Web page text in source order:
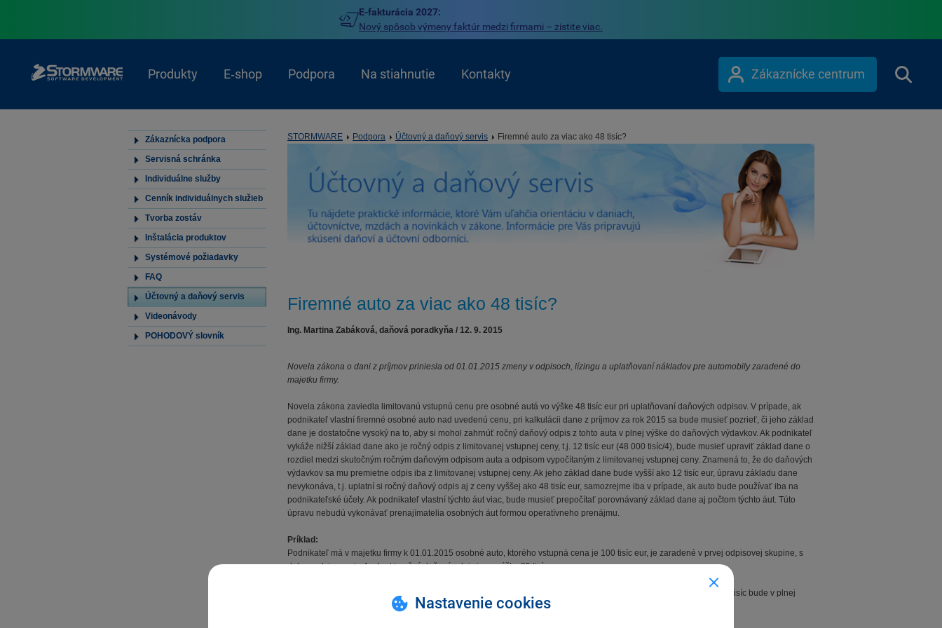
Nastavenie cookies
E-fakturácia 2027:
Nový spôsob výmeny faktúr medzi firmami – zistite viac.
Produkty E‑shop Podpora Na stiahnutie Kontakty Zákaznícke centrum
Zákaznícka podpora
Servisná schránka
Individuálne služby
Cenník individuálnych služieb
Tvorba zostáv
Inštalácia produktov
Systémové požiadavky
FAQ
Účtovný a daňový servis
Videonávody
POHODOVÝ slovník
STORMWARE Podpora Účtovný a daňový servis Firemné auto za viac ako 48 tisíc?
Firemné auto za viac ako 48 tisíc?
Ing. Martina Zabáková, daňová poradkyňa / 12. 9. 2015
Novela zákona o dani z príjmov priniesla od 01.01.2015 zmeny v odpisoch, lízingu a uplatňovaní nákladov pre automobily zaradené do
majetku firmy.
Novela zákona zaviedla limitovanú vstupnú cenu pre osobné autá vo výške 48 tisíc eur pri uplatňovaní daňových odpisov. V prípade, ak
podnikateľ vlastní firemné osobné auto nad uvedenú cenu, pri kalkulácii dane z príjmov za rok 2015 sa bude musieť pozrieť, či jeho základ
dane je dostatočne vysoký na to, aby si mohol zahrnúť ročný daňový odpis z tohto auta v plnej výške do daňových výdavkov. Ak podnikateľ
vykáže nižší základ dane ako je ročný odpis z limitovanej vstupnej ceny, t.j. 12 tisíc eur (48 000 tisíc/4), bude musieť upraviť základ dane o
rozdiel medzi skutočným ročným daňovým odpisom auta a odpisom vypočítaným z limitovanej vstupnej ceny. Znamená to, že do daňových
výdavkov sa mu premietne odpis iba z limitovanej vstupnej ceny. Ak jeho základ dane bude vyšší ako 12 tisíc eur, úpravu základu dane
nevykonáva, t.j. uplatní si ročný daňový odpis aj z ceny vyššej ako 48 tisíc eur, samozrejme iba v prípade, ak auto bude používať iba na
podnikateľské účely. Ak podnikateľ vlastní týchto áut viac, bude musieť prepočítať porovnávaný základ dane aj počtom týchto áut. Túto
úpravu nebudú vykonávať prenajímatelia osobných áut formou operatívneho prenájmu.
Príklad:
Podnikateľ má v majetku firmy k 01.01.2015 osobné auto, ktorého vstupná cena je 100 tisíc eur, je zaradené v prvej odpisovej skupine, s
dobou odpisovania 4 roky, t.j. ročný daňový odpis je vo výške 25 tisíc eur.
Pri zostavovaní daňového priznania za rok 2015 bude musieť podnikateľ posúdiť, či ročný daňový odpis vo výške 25 tisíc bude v plnej
výške jeho daňovým výdavkom.